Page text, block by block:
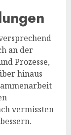
an der
Prozesse,
hinaus
vermissten